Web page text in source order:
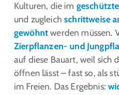
Kulturen, die im
und zugleichschrittweise
gewöhntwerden müssen.
Zierpflanzen- und
auf diese Bauart, weil sich
öffnen lässt – fast so, als
im Freien. Das Ergebnis: